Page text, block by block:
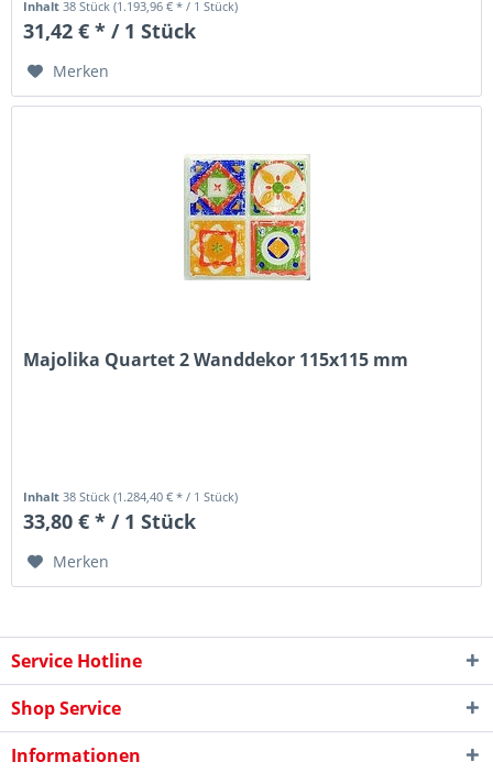
Inhalt 38 Stück(1.193,96 € * / 1 Stück)
31,42 € * / 1 Stück
Merken
Majolika Quartet 2 Wanddekor 115x115 mm
Inhalt38 Stück(1.284,40 € * / 1 Stück)
33,80 € * / 1 Stück
Merken
Service Hotline
Shop Service
Informationen